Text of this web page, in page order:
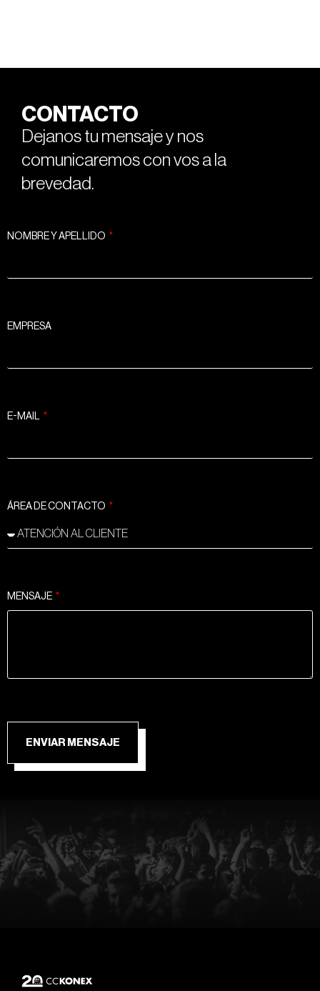
CONTACTO
Dejanos tu mensaje y nos
comunicaremos con vos a la
brevedad.
NOMBRE Y APELLIDO
EMPRESA
E-MAIL
ÁREA DE CONTACTO
MENSAJE
ENVIAR MENSAJE